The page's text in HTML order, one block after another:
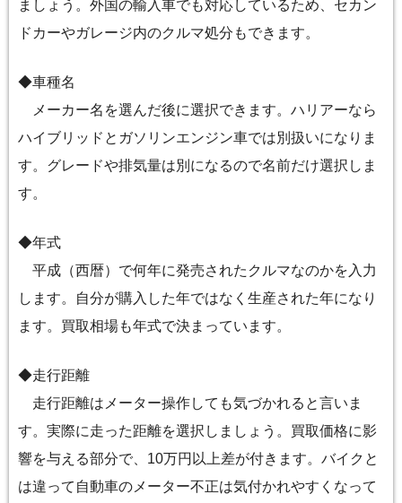
ましょう。外国の輸入車でも対応しているため、セカン
ドカーやガレージ内のクルマ処分もできます。
◆車種名
メーカー名を選んだ後に選択できます。ハリアーなら
ハイブリッドとガソリンエンジン車では別扱いになりま
す。グレードや排気量は別になるので名前だけ選択しま
す。
◆年式
平成（西暦）で何年に発売されたクルマなのかを入力
します。自分が購入した年ではなく生産された年になり
ます。買取相場も年式で決まっています。
◆走行距離
走行距離はメーター操作しても気づかれると言いま
す。実際に走った距離を選択しましょう。買取価格に影
響を与える部分で、10万円以上差が付きます。バイクと
は違って自動車のメーター不正は気付かれやすくなって